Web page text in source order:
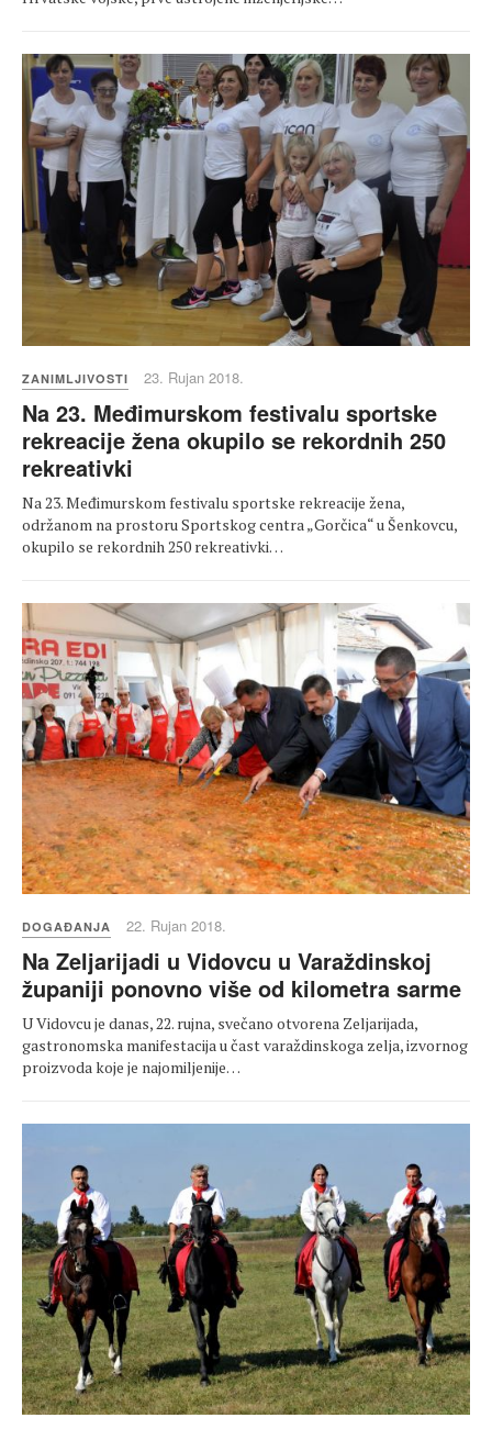
ZANIMLJIVOSTI 23. Rujan 2018.
Na 23. Međimurskom festivalu sportske
rekreacije žena okupilo se rekordnih 250
rekreativki
Na 23. Međimurskom festivalu sportske rekreacije žena,
održanom na prostoru Sportskog centra „Gorčica“ u Šenkovcu,
okupilo se rekordnih 250 rekreativki…
DOGAĐANJA 22. Rujan 2018.
Na Zeljarijadi u Vidovcu u Varaždinskoj
županiji ponovno više od kilometra sarme
U Vidovcu je danas, 22. rujna, svečano otvorena Zeljarijada,
gastronomska manifestacija u čast varaždinskoga zelja, izvornog
proizvoda koje je najomiljenije…